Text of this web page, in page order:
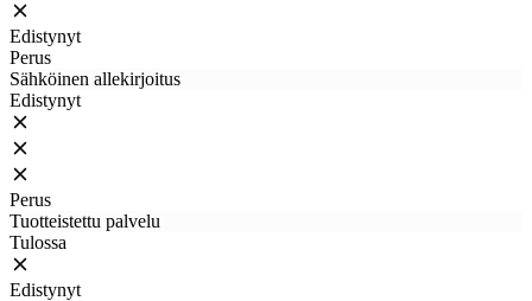
Edistynyt
Perus
Sähköinen allekirjoitus
Edistynyt
Perus
Tuotteistettu palvelu
Tulossa
Edistynyt